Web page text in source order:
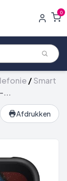
0
/Smart
...
Afdrukken